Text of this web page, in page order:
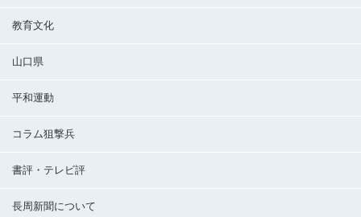
教育文化
山口県
平和運動
コラム狙撃兵
書評・テレビ評
長周新聞について